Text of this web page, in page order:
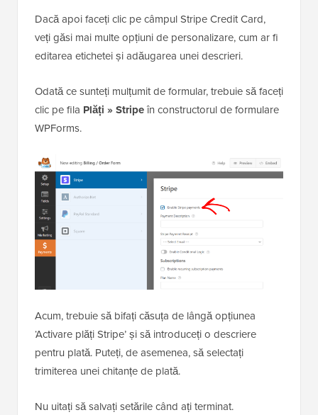
Dacă apoi faceți clic pe câmpul Stripe Credit Card,
veți găsi mai multe opțiuni de personalizare, cum ar fi
editarea etichetei și adăugarea unei descrieri.
Odată ce sunteți mulțumit de formular, trebuie să faceți
clic pe fila Plăți » Stripeîn constructorul de formulare
WPForms.
Acum, trebuie să bifați căsuța de lângă opțiunea
‘Activare plăți Stripe’ și să introduceți o descriere
pentru plată. Puteți, de asemenea, să selectați
trimiterea unei chitanțe de plată.
Nu uitați să salvați setările când ați terminat.